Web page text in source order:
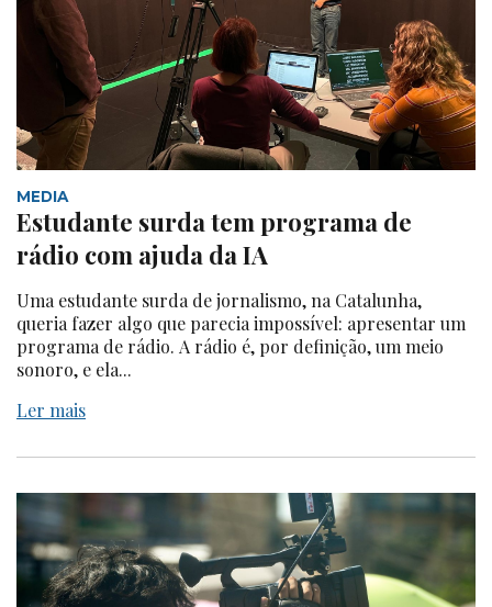
MEDIA
Estudante surda tem programa de
rádio com ajuda da IA
Uma estudante surda de jornalismo, na Catalunha,
queria fazer algo que parecia impossível: apresentar um
programa de rádio. A rádio é, por definição, um meio
sonoro, e ela...
Ler mais